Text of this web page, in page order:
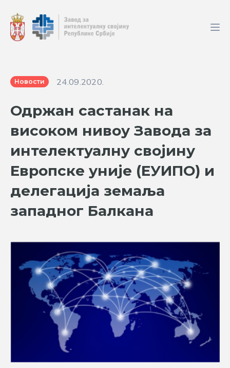
Новости 24.09.2020.
Одржан састанак на
високом нивоу Завода за
интелектуалну својину
Европске уније (ЕУИПО) и
делегација земаља
западног Балкана